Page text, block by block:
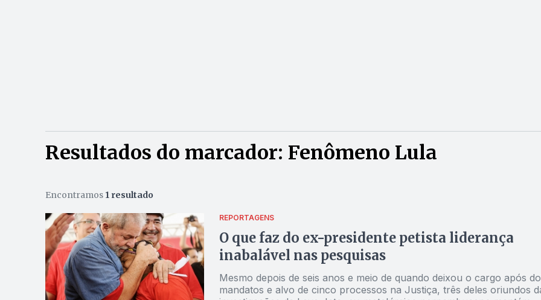
Resultados do marcador: Fenômeno Lula
Encontramos 1 resultado
REPORTAGENS
O que faz do ex-presidente petista liderança
inabalável nas pesquisas
Mesmo depois de seis anos e meio de quando deixou o cargo após
mandatos e alvo de cinco processos na Justiça, três deles oriundos